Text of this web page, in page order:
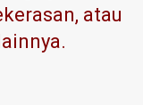
atau